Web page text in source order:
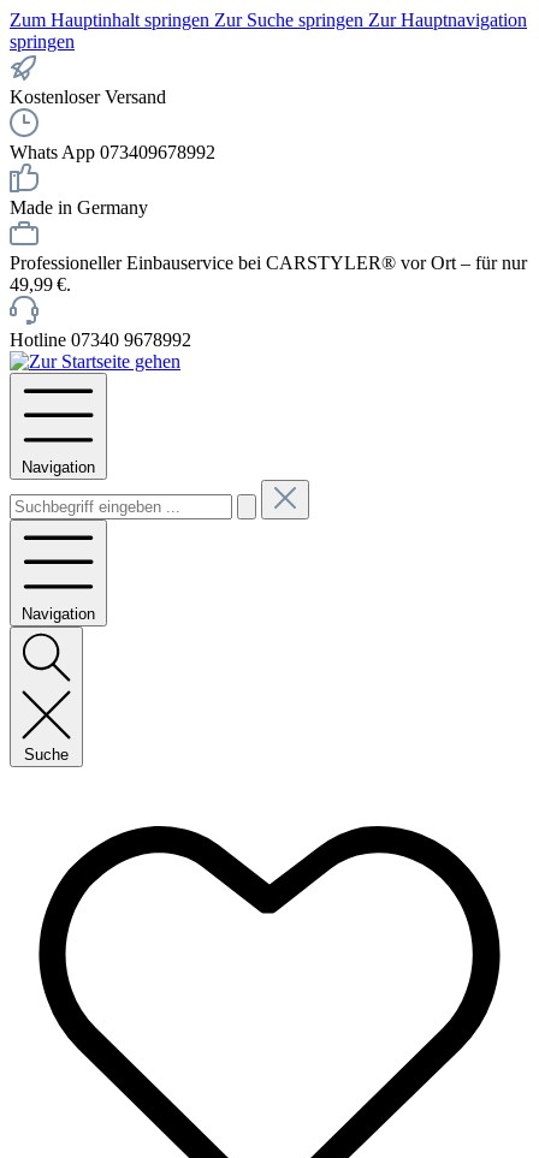
Zum Hauptinhalt springen Zur Suche springen Zur Hauptnavigation
springen
Kostenloser Versand
Whats App 073409678992
Made in Germany
Professioneller Einbauservice bei CARSTYLER® vor Ort – für nur
49,99 €.
Hotline 07340 9678992
Navigation
Navigation
Suche